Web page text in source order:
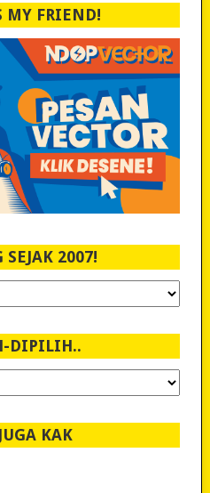
MY FRIEND!
SEJAK 2007!
DIPILIH..
KAK